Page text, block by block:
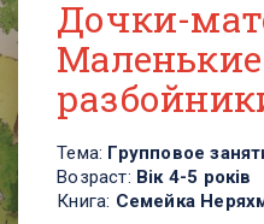
Дочки-
Маленькие
Тема: Групповое
Возраст: Вік 4-5 років
Книга: Семейка